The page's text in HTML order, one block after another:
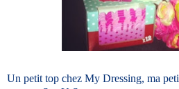
Un petit top chez My Dressing, ma